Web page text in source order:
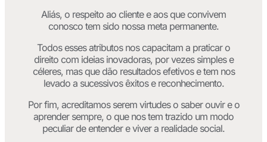
Aliás, o respeito ao cliente e aos que convivem
conosco tem sido nossa meta permanente.
Todos esses atributos nos capacitam a praticar o
direito com ideias inovadoras, por vezes simples e
céleres, mas que dão resultados efetivos e tem nos
levado a sucessivos êxitos e reconhecimento.
Por fim, acreditamos serem virtudes o saber ouvir e o
aprender sempre, o que nos tem trazido um modo
peculiar de entender e viver a realidade social.